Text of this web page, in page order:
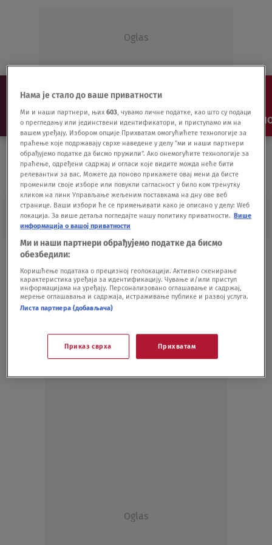
Oglas
NAJNOVIJE VESTI SHOW SPORT VIDEO
GLAGOLJICA
kovanicama evra
SVET28.07.21.
Oglas
Нама је стало до ваше приватности
Ми и наши партнери, њих603, чувамо личне податке, као што су подаци
о прегледању или јединствени идентификатори, и приступамо им на
вашем уређају. Избором опције Прихватам омогућићете технологије за
праћење које подржавају сврхе наведене у делу "ми и наши партнери
обрађујемо податке да бисмо пружили". Ако онемогућите технологије за
праћење, одређени садржај и огласи које видите можда неће бити
релевантни за вас. Можете да поново прикажете овај мени да бисте
променили своје изборе или повукли сагласност у било ком тренутку
кликом на линк Управљање жељеним поставкама на дну ове веб
странице. Ваши избори ће се примењивати како је описано у делу: Wеб
локација. За више детаља погледајте нашу политику приватности. Више
информација о вашој приватности
Ми и наши партнери обрађујемо податке да бисмо
обезбедили:
Коришћење података о прецизној геолокацији. Активно скенирање
карактеристика уређаја за идентификацију. Чување и/или приступ
информацијама на уређају. Персонализовано оглашавање и садржај,
мерење оглашавања и садржаја, истраживање публике и развој услуга.
Листа партнера (добављача)
Приказ сврха Прихватам